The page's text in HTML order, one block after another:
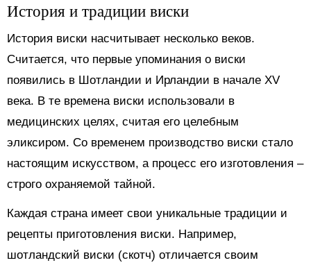
История и традиции виски
История виски насчитывает несколько веков.
Считается, что первые упоминания о виски
появились в Шотландии и Ирландии в начале XV
века. В те времена виски использовали в
медицинских целях, считая его целебным
эликсиром. Со временем производство виски стало
настоящим искусством, а процесс его изготовления –
строго охраняемой тайной.
Каждая страна имеет свои уникальные традиции и
рецепты приготовления виски. Например,
шотландский виски (скотч) отличается своим